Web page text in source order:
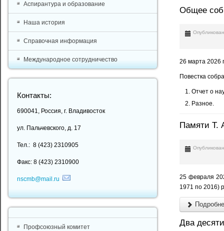
Общее
26 марта 2026
Повестка
Отчет о
Разное.
Памяти Т.
25 февраля
1971 по 2016)
Два
Аспирантура и образование
Наша история
Справочная информация
Международное сотрудничество
Контакты:
690041, Россия, г. Владивосток
ул. Пальчевского, д. 17
Тел.: 8 (423) 2310905
Факс: 8 (423) 2310900
nscmb@mail.ru
Профсоюзный комитет